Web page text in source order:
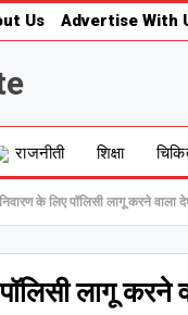
Us Advertise With
राजनीती शिक्षा
के लिए पॉलिसी लागू करने वाला
लागू करने